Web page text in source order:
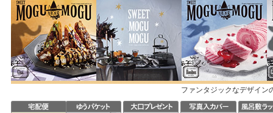
ファンタジックなデザイン